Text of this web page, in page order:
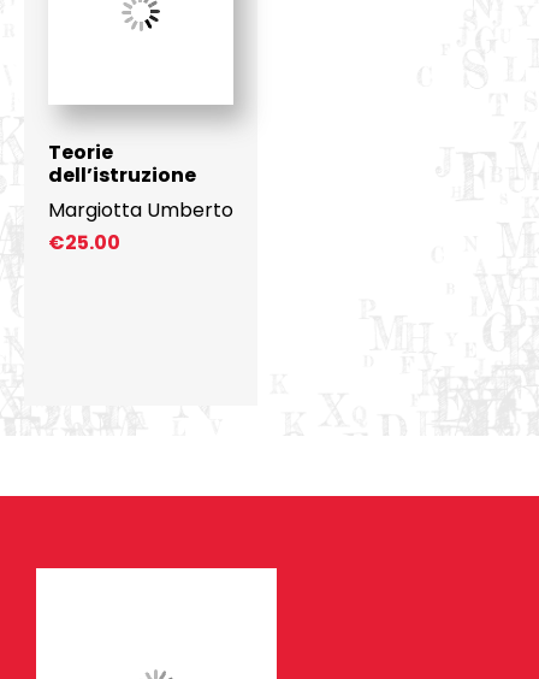
Teorie
dell’istruzione
Margiotta Umberto
€25.00